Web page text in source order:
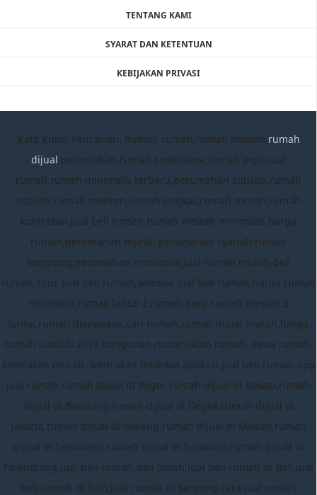
TENTANG KAMI
SYARAT DAN KETENTUAN
KEBIJAKAN PRIVASI
Kata Kunci Pencarian: Rumah rumah,rumah mewah,rumah
dijual,perumahan,rumah sederhana,rumah joglo,jual
rumah,rumah minimalis terbaru,perumahan subsidi,rumah
subsidi,rumah modern,rumah tingkat,rumah murah,rumah
kontrakan,jual beli rumah,rumah mewah minimalis,harga
rumah,perumahan murah,perumahan syariah,rumah
kampung,perumahan minimalis,jual rumah murah,beli
rumah,situs jual beli rumah,website jual beli rumah,harga rumah
minimalis,rumah lantai 2,rumah baru,rumah mewah 2
lantai,rumah disewakan,cari rumah,rumah dijual murah,harga
rumah subsidi 2019,bangunan rumah,iklan rumah, sewa rumah,
kontrakan murah, kontrakan terdekat,aplikasi jual beli rumah,app
jual rumah,rumah dijual di Bogor,rumah dijual di Bekasi,rumah
dijual di Bandung,rumah dijual di Depok,rumah dijual di
Jakarta,rumah dijual di Malang,rumah dijual di Medan,rumah
dijual di Semarang,rumah dijual di Surabaya,rumah dijual di
Palembang,jual beli rumah dan tanah,jual beli rumah di Bali,jual
beli rumah di Solo,jual rumah di Serpong,cara jual rumah